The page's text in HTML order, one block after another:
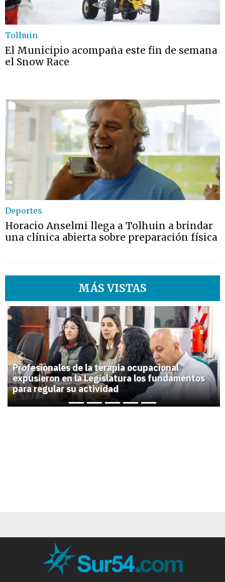
Tolhuin
El Municipio acompaña este fin de semana
el Snow Race
Deportes
Horacio Anselmi llega a Tolhuin a brindar
una clínica abierta sobre preparación física
MÁS VISTAS
1
Profesionales de la terapia ocupacional
expusieron en la Legislatura los fundamentos
para regular su actividad
Previous Next